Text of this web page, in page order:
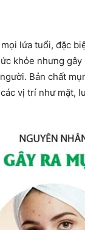
lứa tuổi, đặc
khỏe nhưng
Bản chất
vị trí như mặt,